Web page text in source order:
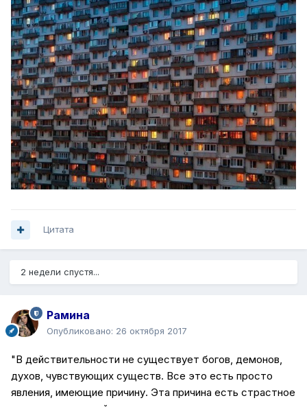
Цитата
2 недели спустя...
Рамина
Опубликовано: 26 октября 2017
"В действительности не существует богов, демонов,
духов, чувствующих существ. Все это есть просто
явления, имеющие причину. Эта причина есть страстное